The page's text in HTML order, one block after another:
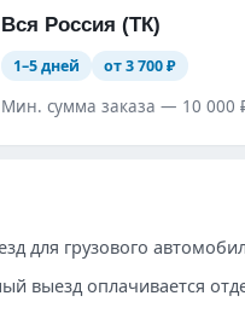
Вся Россия (ТК)
1–5 дней от 3 700 ₽
Мин. сумма заказа — 10 000
для грузового
выезд оплачивается